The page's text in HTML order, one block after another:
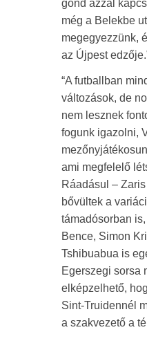
gond azzal
még a Belekbe
megegyezzünk,
az Újpest
“A futballban
változások, de
nem lesznek
fogunk igazolni,
ami megfelelő
Ráadásul –
bővültek a
támadósorban
Bence, Simon
Tshibuabua is
Egerszegi sorsa
elképzelhető,
Sint-Truidennél
a szakvezető a